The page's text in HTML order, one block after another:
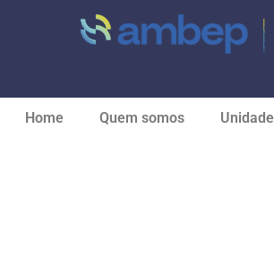
Home Quem somos